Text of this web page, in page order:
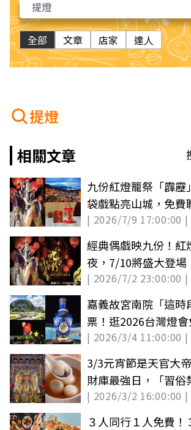
全部 文章 店家 達人
提燈
相關文章
九份紅燈籠祭「霹靂
袋戲點亮山城，免費
逛山城
| 2026/7/9 17:00:00 |
經典偶戲映九份！紅
夜，7/10將盛大登場
| 2026/7/2 23:00:00 |
嘉義故宮南院「這時
票！逛2026台灣燈
瓶小提燈」
| 2026/3/4 11:00:00 |
3/3元宵節是天官大
財庫最強日，「習俗
恐破財
| 2026/3/2 16:00:00 |
３人同行１人免費